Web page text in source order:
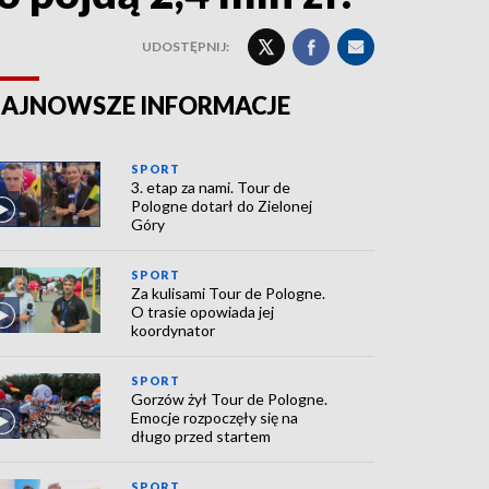
UDOSTĘPNIJ:
INFORMACJE
SPORT
3. etap za nami. Tour de
Pologne dotarł do Zielonej
Góry
SPORT
Za kulisami Tour de Pologne.
O trasie opowiada jej
koordynator
SPORT
Gorzów żył Tour de Pologne.
Emocje rozpoczęły się na
długo przed startem